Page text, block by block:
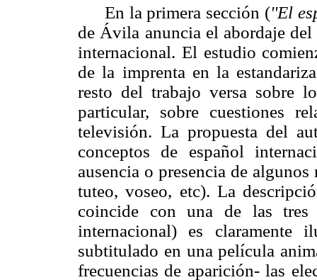
En la primera sección (''El
de Ávila anuncia el abordaje
internacional. El estudio
de la imprenta en la
resto del trabajo versa sobre
particular, sobre cuestiones
televisión. La propuesta del
conceptos de español
ausencia o presencia de
tuteo, voseo, etc). La
coincide con una de las tres
internacional) es
subtitulado en una película
frecuencias de aparición- las